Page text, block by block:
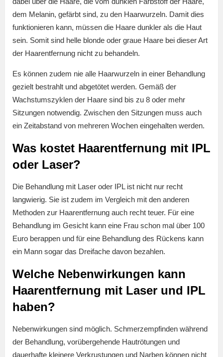
dem Melanin, gefärbt sind, zu den Haarwurzeln. Damit dies
funktionieren kann, müssen die Haare dunkler als die Haut
sein. Somit sind helle blonde oder graue Haare bei dieser Art
der Haarentfernung nicht zu behandeln.
Es können zudem nie alle Haarwurzeln in einer Behandlung
gezielt bestrahlt und abgetötet werden. Gemäß der
Wachstumszyklen der Haare sind bis zu 8 oder mehr
Sitzungen notwendig. Zwischen den Sitzungen muss auch
ein Zeitabstand von mehreren Wochen eingehalten werden.
Was kostet Haarentfernung mit IPL
oder Laser?
Die Behandlung mit Laser oder IPL ist nicht nur recht
langwierig. Sie ist zudem im Vergleich mit den anderen
Methoden zur Haarentfernung auch recht teuer. Für eine
Behandlung im Gesicht kann eine Frau schon mal über 100
Euro berappen und für eine Behandlung des Rückens kann
ein Mann sogar das Dreifache davon bezahlen.
Welche Nebenwirkungen kann
Haarentfernung mit Laser und IPL
haben?
Nebenwirkungen sind möglich. Schmerzempfinden während
der Behandlung, vorübergehende Hautrötungen und
dauerhafte kleinere Verkrustungen und Narben können nicht